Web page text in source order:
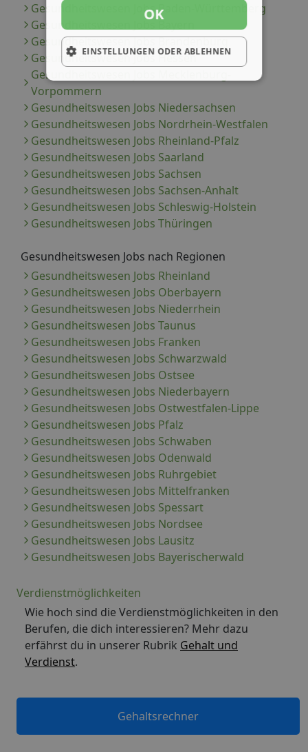
Gesundheitswesen Jobs Baden-Württemberg
Gesundheitswesen Jobs Bayern
Gesundheitswesen Jobs Brandenburg
Gesundheitswesen Jobs Hessen
Gesundheitswesen Jobs Mecklenburg-
Vorpommern
Gesundheitswesen Jobs Niedersachsen
Gesundheitswesen Jobs Nordrhein-Westfalen
Gesundheitswesen Jobs Rheinland-Pfalz
Gesundheitswesen Jobs Saarland
Gesundheitswesen Jobs Sachsen
Gesundheitswesen Jobs Sachsen-Anhalt
Gesundheitswesen Jobs Schleswig-Holstein
Gesundheitswesen Jobs Thüringen
Gesundheitswesen Jobs nach Regionen
Gesundheitswesen Jobs Rheinland
Gesundheitswesen Jobs Oberbayern
Gesundheitswesen Jobs Niederrhein
Gesundheitswesen Jobs Taunus
Gesundheitswesen Jobs Franken
Gesundheitswesen Jobs Schwarzwald
Gesundheitswesen Jobs Ostsee
Gesundheitswesen Jobs Niederbayern
Gesundheitswesen Jobs Ostwestfalen-Lippe
Gesundheitswesen Jobs Pfalz
Gesundheitswesen Jobs Schwaben
Gesundheitswesen Jobs Odenwald
Gesundheitswesen Jobs Ruhrgebiet
Gesundheitswesen Jobs Mittelfranken
Gesundheitswesen Jobs Spessart
Gesundheitswesen Jobs Nordsee
Gesundheitswesen Jobs Lausitz
Gesundheitswesen Jobs Bayerischerwald
Verdienstmöglichkeiten
Wie hoch sind die Verdienstmöglichkeiten in den
Berufen, die dich interessieren? Mehr dazu
erfährst du in unserer Rubrik Gehalt und
Verdienst.
Gehaltsrechner
OK
EINSTELLUNGEN ODER ABLEHNEN